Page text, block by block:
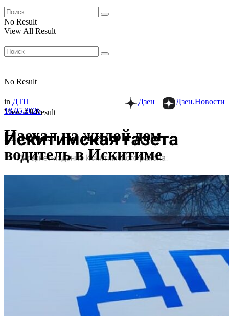
No Result
View All Result
No Result
View All Result
Дзен.Новости
Дзен
in ДТП
18.05.2026
Наехал на жилой дом
водитель в Искитиме